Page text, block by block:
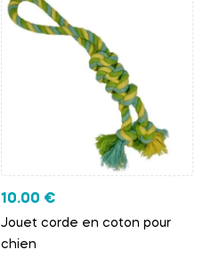
10.00 €
Jouet corde en coton pour
chien